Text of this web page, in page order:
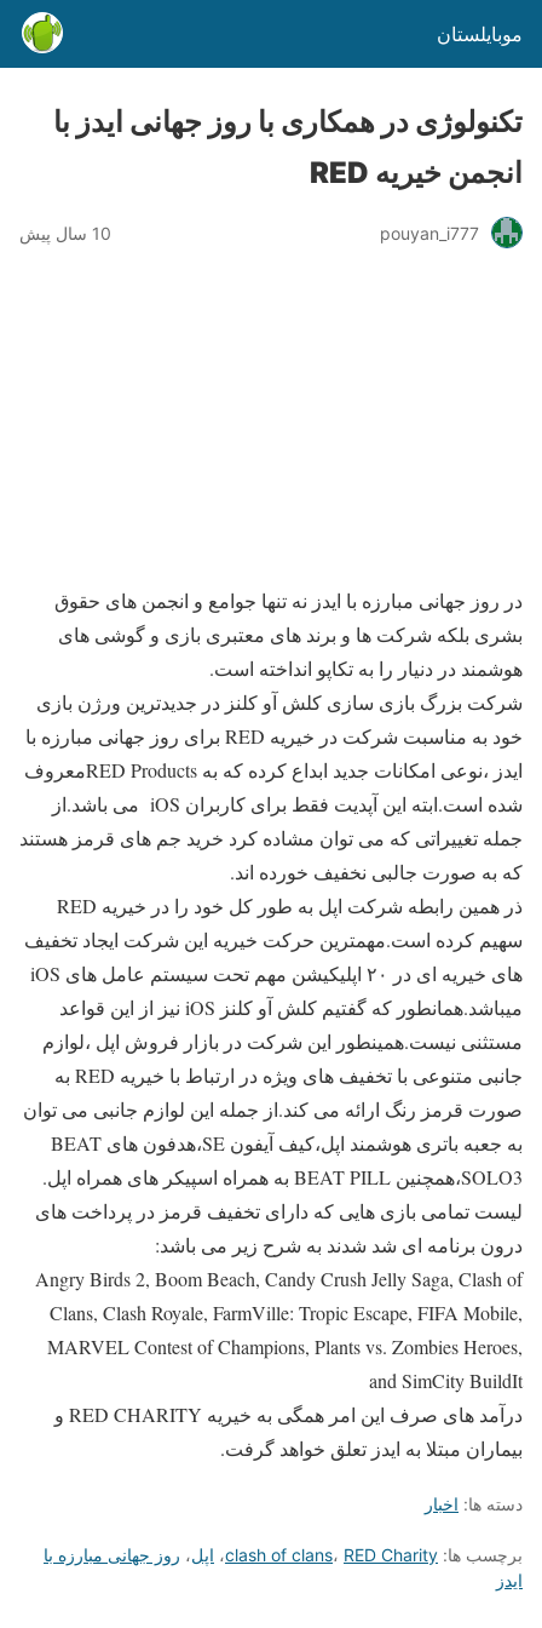
موبایلستان
تکنولوژی در همکاری با روز جهانی ایدز با
انجمن خیریه RED
pouyan_i777 10 سال پیش
در روز جهانی مبارزه با ایدز نه تنها جوامع و انجمن های حقوق
بشری بلکه شرکت ها و برند های معتبری بازی و گوشی های
هوشمند در دنیار را به تکاپو انداخته است.
شرکت بزرگ بازی سازی کلش آو کلنز در جدیدترین ورژن بازی
خود به مناسبت شرکت در خیریه RED برای روز جهانی مبارزه با
ایدز ،نوعی امکانات جدید ابداع کرده که به RED Productsمعروف
شده است.ابته این آپدیت فقط برای کاربران iOS می باشد.از
جمله تغییراتی که می توان مشاده کرد خرید جم های قرمز هستند
که به صورت جالبی نخفیف خورده اند.
ذر همین رابطه شرکت اپل به طور کل خود را در خیریه RED
سهیم کرده است.مهمترین حرکت خیریه این شرکت ایجاد تخفیف
های خیریه ای در ۲۰ اپلیکیشن مهم تحت سیستم عامل های iOS
میباشد.همانطور که گفتیم کلش آو کلنز iOS نیز از این قواعد
مستثنی نیست.همینطور این شرکت در بازار فروش اپل ،لوازم
جانبی متنوعی با تخفیف های ویژه در ارتباط با خیریه RED به
صورت قرمز رنگ ارائه می کند.از جمله این لوازم جانبی می توان
به جعبه باتری هوشمند اپل،کیف آیفون SE،هدفون های BEAT
SOLO3،همچنین BEAT PILL به همراه اسپیکر های همراه اپل.
لیست تمامی بازی هایی که دارای تخفیف قرمز در پرداخت های
درون برنامه ای شد شدند به شرح زیر می باشد:
Angry Birds 2, Boom Beach, Candy Crush Jelly Saga, Clash of
Clans, Clash Royale, FarmVille: Tropic Escape, FIFA Mobile,
MARVEL Contest of Champions, Plants vs. Zombies Heroes,
and SimCity BuildIt
درآمد های صرف این امر همگی به خیریه RED CHARITY و
بیماران مبتلا به ایدز تعلق خواهد گرفت.
دسته ها: اخبار
برچسب ها: clash of clans، RED Charity ، اپل، روز جهانی مبارزه با
ایدز